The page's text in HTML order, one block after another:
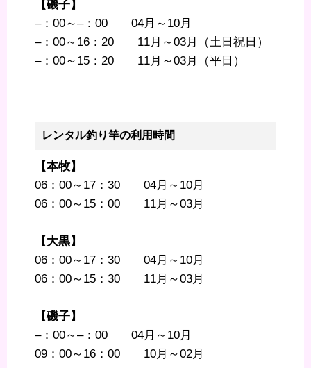
【磯子】
–：00～–：00 04月～10月
–：00～16：20 11月～03月（土日祝日）
–：00～15：20 11月～03月（平日）
レンタル釣り竿の利用時間
【本牧】
06：00～17：30 04月～10月
06：00～15：00 11月～03月
【大黒】
06：00～17：30 04月～10月
06：00～15：30 11月～03月
【磯子】
–：00～–：00 04月～10月
09：00～16：00 10月～02月